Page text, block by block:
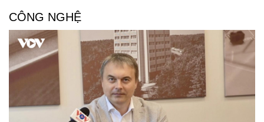
CÔNG NGHỆ